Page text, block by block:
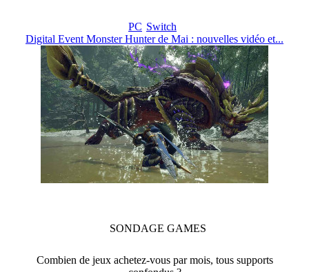
PC Switch
Digital Event Monster Hunter de Mai : nouvelles vidéo et...
SONDAGE GAMES
Combien de jeux achetez-vous par mois, tous supports